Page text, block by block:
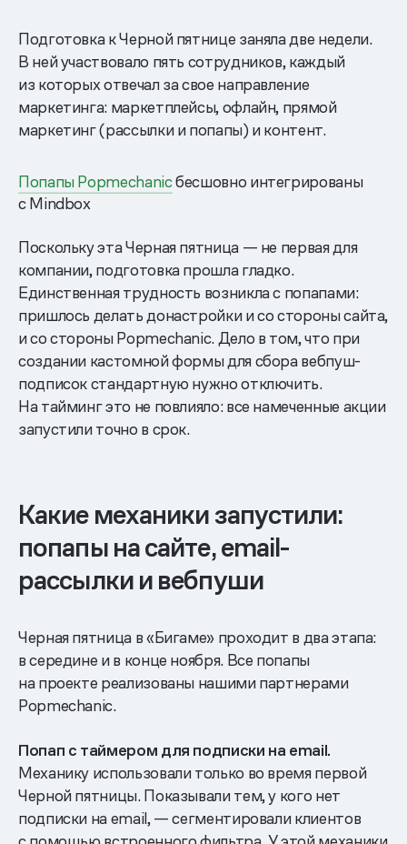
Подготовка к Черной пятнице заняла две недели.
В ней участвовало пять сотрудников, каждый
из которых отвечал за свое направление
маркетинга: маркетплейсы, офлайн, прямой
маркетинг (рассылки и попапы) и контент.
Попапы Popmechanicбесшовно интегрированы
с Mindbox
Поскольку эта Черная пятница — не первая для
компании, подготовка прошла гладко.
Единственная трудность возникла с попапами:
пришлось делать донастройки и со стороны сайта,
и со стороны Popmechanic. Дело в том, что при
создании кастомной формы для сбора вебпуш-
подписок стандартную нужно отключить.
На тайминг это не повлияло: все намеченные акции
запустили точно в срок.
Какие механики запустили:
попапы на сайте, email-
рассылки и вебпуши
Черная пятница в «Бигаме» проходит в два этапа:
в середине и в конце ноября. Все попапы
на проекте реализованы нашими партнерами
Popmechanic.
Попап с таймером для подписки на email.
Механику использовали только во время первой
Черной пятницы. Показывали тем, у кого нет
подписки на email, — сегментировали клиентов